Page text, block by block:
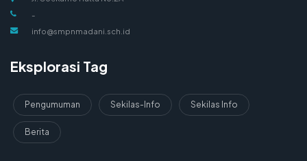
-
info@smpnmadani.sch.id
Eksplorasi Tag
Pengumuman Sekilas-Info Sekilas Info
Berita